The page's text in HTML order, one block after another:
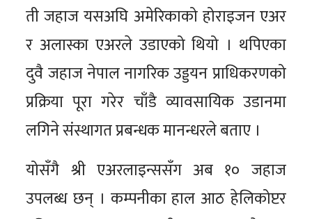
ती जहाज यसअघि अमेरिकाको होराइजन एअर
र अलास्का एअरले उडाएको थियो । थपिएका
दुवै जहाज नेपाल नागरिक उड्डयन प्राधिकरणको
प्रक्रिया पूरा गरेर चाँडै व्यावसायिक उडानमा
लगिने संस्थागत प्रबन्धक मानन्धरले बताए ।
योसँगै श्री एअरलाइन्ससँग अब १० जहाज
उपलब्ध छन् । कम्पनीका हाल आठ हेलिकोप्टर